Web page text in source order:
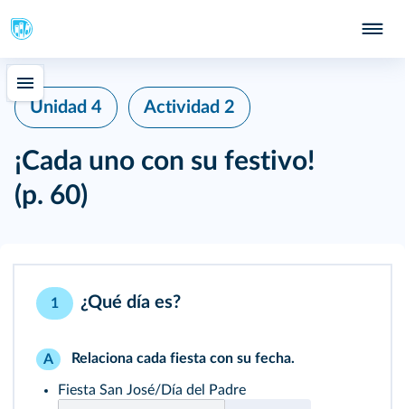
Unidad 4 Actividad 2
¡Cada uno con su festivo!
(p. 60)
1 ¿Qué día es?
A Relaciona cada fiesta con su fecha.
Fiesta San José/Día del Padre